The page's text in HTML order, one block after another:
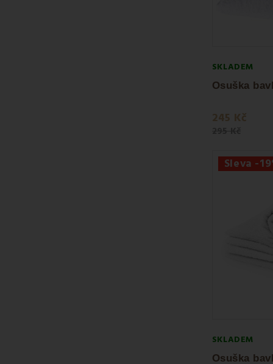
SKLADEM
245 Kč
Sleva -
SKLADEM